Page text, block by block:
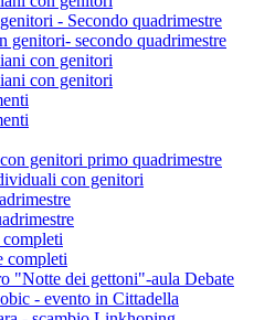
- Secondo quadrimestre
genitori- secondo quadrimestre
con genitori
con genitori
genitori primo quadrimestre
con genitori
completi
"Notte dei gettoni"-aula Debate
- evento in Cittadella